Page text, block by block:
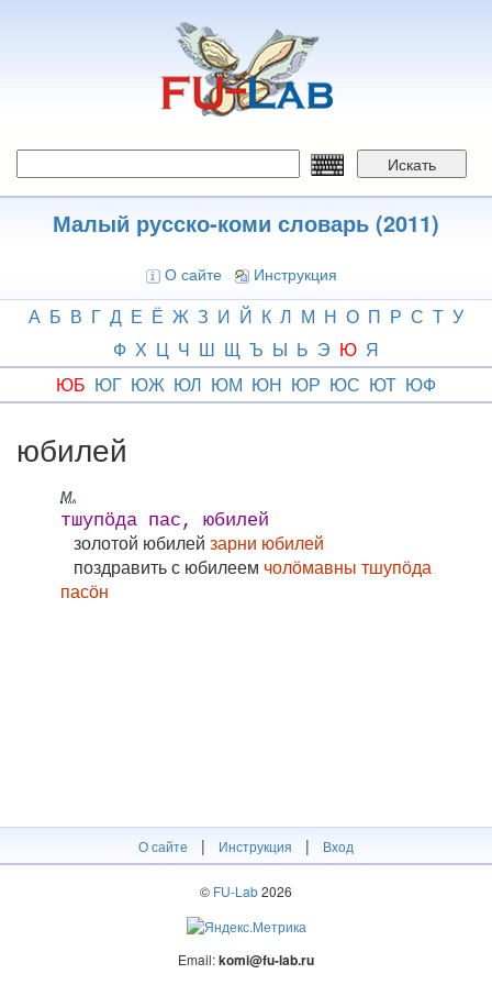
Искать
Малый русско-коми словарь (2011)
О сайте Инструкция
А Б В Г Д Е Ё Ж З И Й К Л М Н О П Р С Т У
Ф Х Ц Ч Ш Щ Ъ Ы Ь Э Ю Я
ЮБ ЮГ ЮЖ ЮЛ ЮМ ЮН ЮР ЮС ЮТ ЮФ
юбилей
м.
тшупӧда пас, юбилей
золотой юбилей зарни юбилей
поздравить с юбилеем чолӧмавны тшупӧда
пасӧн
О сайте | Инструкция | Вход
© FU-Lab2026
Email:komi@fu-lab.ru